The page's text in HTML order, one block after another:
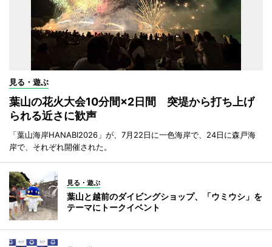
見る・遊ぶ
葉山の花火大会10分間×2日間 突堤から打ち上げ
られる近さに歓声
「葉山海岸HANABI2026」が、7月22日に一色海岸で、24日に森戸海
岸で、それぞれ開催された。
見る・遊ぶ
葉山と越前のダイビングショップ、「ウミウシ」を
テーマにトークイベント